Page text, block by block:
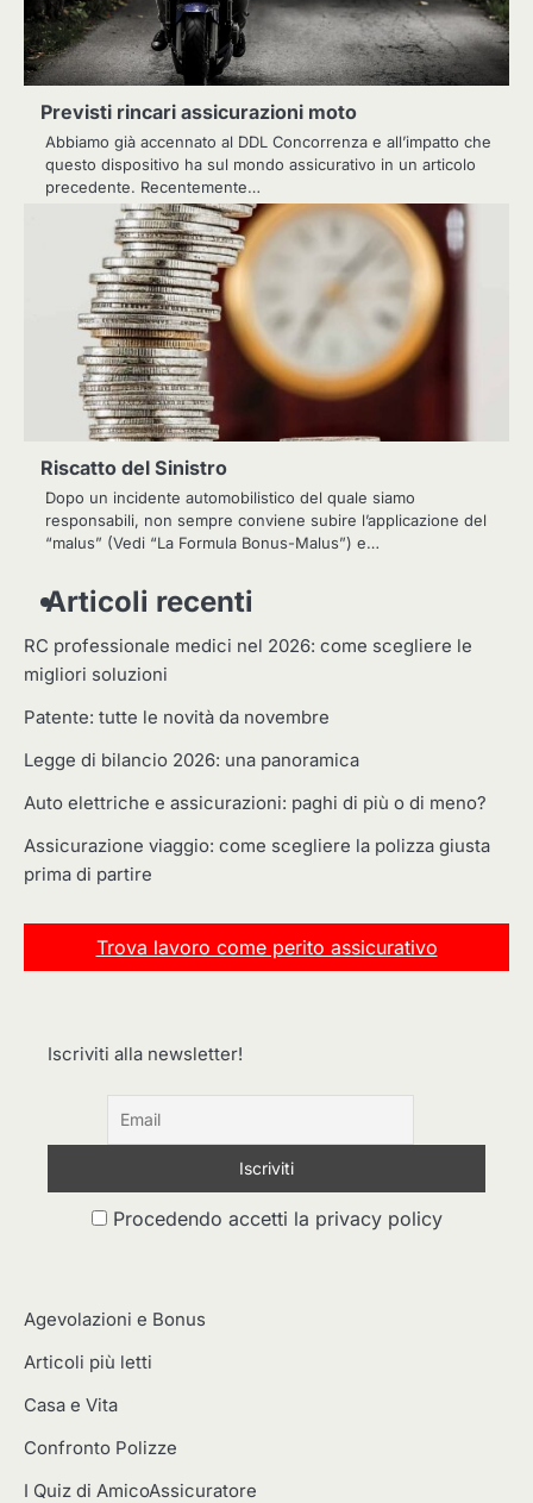
Previsti rincari assicurazioni moto
Abbiamo già accennato al DDL Concorrenza e all’impatto che
questo dispositivo ha sul mondo assicurativo in un articolo
precedente. Recentemente…
Riscatto del Sinistro
Dopo un incidente automobilistico del quale siamo
responsabili, non sempre conviene subire l’applicazione del
“malus” (Vedi “La Formula Bonus-Malus”) e…
Articoli recenti
RC professionale medici nel 2026: come scegliere le
migliori soluzioni
Patente: tutte le novità da novembre
Legge di bilancio 2026: una panoramica
Auto elettriche e assicurazioni: paghi di più o di meno?
Assicurazione viaggio: come scegliere la polizza giusta
prima di partire
Trova lavoro come perito assicurativo
Iscriviti alla newsletter!
Procedendo accetti la privacy policy
Agevolazioni e Bonus
Articoli più letti
Casa e Vita
Confronto Polizze
I Quiz di AmicoAssicuratore